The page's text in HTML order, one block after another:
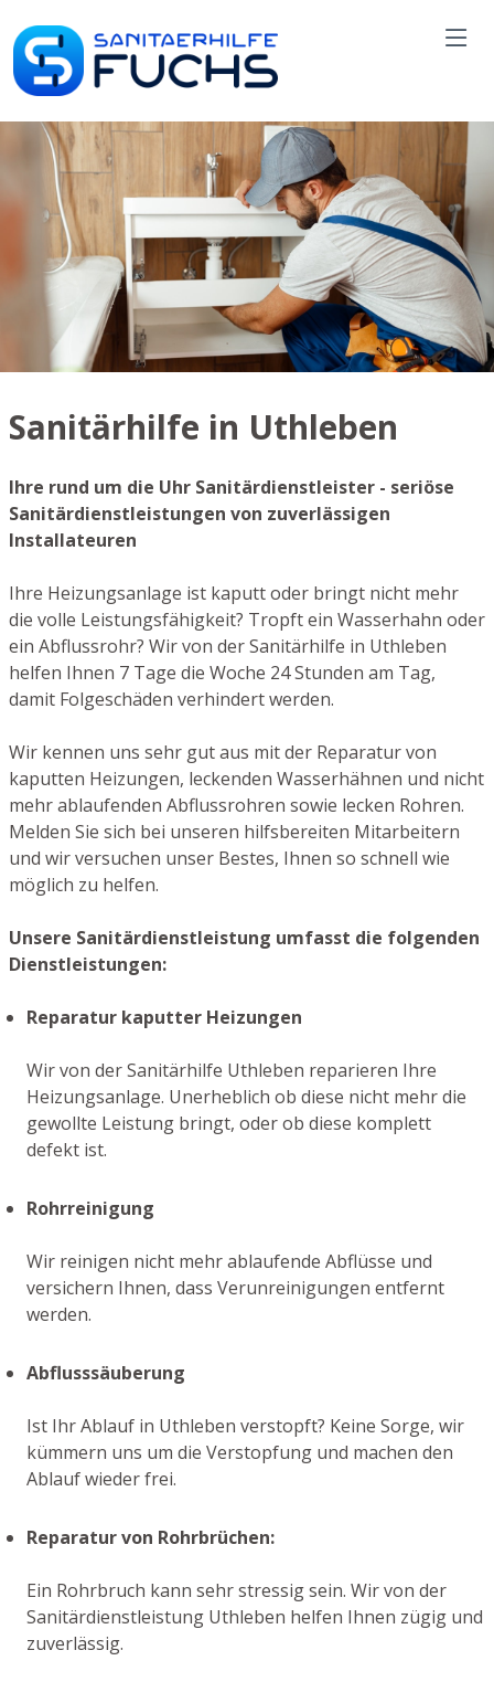
Sanitärhilfe in Uthleben
Ihre rund um die Uhr Sanitärdienstleister - seriöse
Sanitärdienstleistungen von zuverlässigen
Installateuren
Ihre Heizungsanlage ist kaputt oder bringt nicht mehr
die volle Leistungsfähigkeit? Tropft ein Wasserhahn oder
ein Abflussrohr? Wir von der Sanitärhilfe in Uthleben
helfen Ihnen 7 Tage die Woche 24 Stunden am Tag,
damit Folgeschäden verhindert werden.
Wir kennen uns sehr gut aus mit der Reparatur von
kaputten Heizungen, leckenden Wasserhähnen und nicht
mehr ablaufenden Abflussrohren sowie lecken Rohren.
Melden Sie sich bei unseren hilfsbereiten Mitarbeitern
und wir versuchen unser Bestes, Ihnen so schnell wie
möglich zu helfen.
Unsere Sanitärdienstleistung umfasst die folgenden
Dienstleistungen:
Reparatur kaputter Heizungen
Wir von der Sanitärhilfe Uthleben reparieren Ihre
Heizungsanlage. Unerheblich ob diese nicht mehr die
gewollte Leistung bringt, oder ob diese komplett
defekt ist.
Rohrreinigung
Wir reinigen nicht mehr ablaufende Abflüsse und
versichern Ihnen, dass Verunreinigungen entfernt
werden.
Abflusssäuberung
Ist Ihr Ablauf in Uthleben verstopft? Keine Sorge, wir
kümmern uns um die Verstopfung und machen den
Ablauf wieder frei.
Reparatur von Rohrbrüchen:
Ein Rohrbruch kann sehr stressig sein. Wir von der
Sanitärdienstleistung Uthleben helfen Ihnen zügig und
zuverlässig.